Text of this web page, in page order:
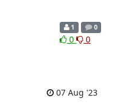
1 0
0 0
07 Aug '23